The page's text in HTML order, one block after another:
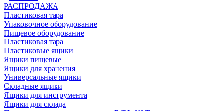
РАСПРОДАЖА
Пластиковая тара
Упаковочное оборудование
Пищевое оборудование
Пластиковая тара
Пластиковые ящики
Ящики пищевые
Ящики для хранения
Универсальные ящики
Складные ящики
Ящики для инструмента
Ящики для склада